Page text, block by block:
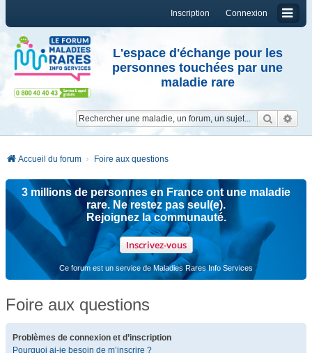
Connexion
Inscription
L'espace d'échange pour les
personnes touchées par une
maladie rare
Accueil du forum Foire aux questions
3 millions de personnes en France ont une maladie
rare. Ne restez pas seul(e).
Rejoignez la communauté.
Inscrivez-vous
Ce forum est un service de Maladies Rares Info Services
Foire aux questions
Problèmes de connexion et d’inscription
Pourquoi ai-je besoin de m’inscrire ?